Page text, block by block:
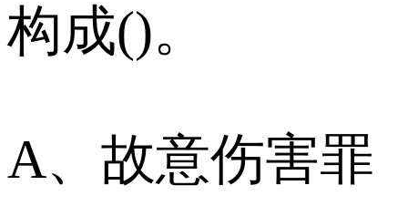
构成()。
A、故意伤害罪